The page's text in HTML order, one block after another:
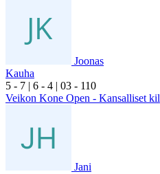
Joonas
Kauha
5 - 7 | 6 - 4 | 03 - 110
Veikon Kone Open - Kansalliset
Jani